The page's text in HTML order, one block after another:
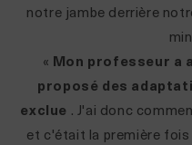
notre jambe derrière
« Mon professeur a
proposé des
exclue . J'ai donc
et c'était la première fois